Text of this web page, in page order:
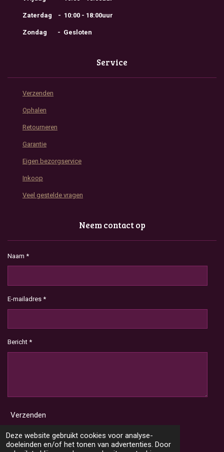
Deze website gebruikt cookies voor analyse-
doeleinden en/of het tonen van advertenties. Door
Zaterdag - 10:00 - 18:00uur
Zondag - Gesloten
Service
Verzenden
Ophalen
Retourneren
Garantie
Eigen bezorgservice
Inkoop
Veel gestelde vragen
Neem contact op
Naam *
E-mailadres *
Bericht *
Verzenden